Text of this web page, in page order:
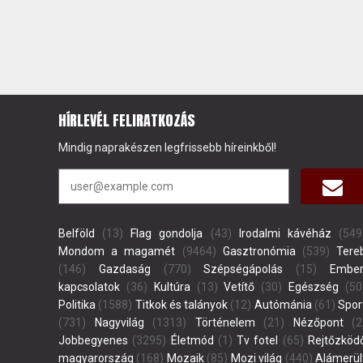
HÍRLEVÉL FELIRATKOZÁS
Mindig naprakészen legfrissebb híreinkből!
Belföld (13) Flag gondolja (43) Irodalmi kávéház
Mondom a magamét (9464) Gasztronómia (539)
(146)
Gazdaság (770) Szépségápolás (15)
kapcsolatok (36) Kultúra (13) Vetítő (30) Egészség
Politika (1588) Titkok és talányok (12) Autómánia (61)
(731)
Nagyvilág (1313) Történelem (21) Nézőpont
Jobbegyenes (3295) Életmód (1) Tv fotel (65)
magyarország (168) Mozaik(85) Mozi világ (440)